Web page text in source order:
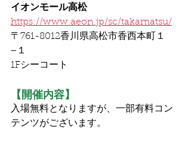
イオンモール高松
https://www.aeon.jp/sc/takamatsu/
〒761-8012香川県高松市香西本町１
−１
1Fシーコート
【開催内容】
入場無料となりますが、一部有料コン
テンツがございます。